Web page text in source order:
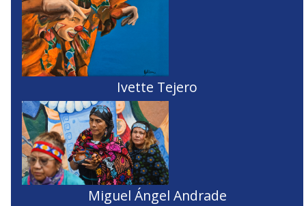
Ivette Tejero
Miguel Ángel Andrade